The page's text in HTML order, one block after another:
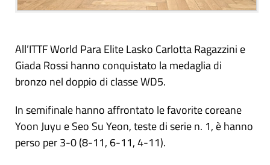
All’ITTF World Para Elite Lasko Carlotta Ragazzini e
Giada Rossi hanno conquistato la medaglia di
bronzo nel doppio di classe WD5.
In semifinale hanno affrontato le favorite coreane
Yoon Juyu e Seo Su Yeon, teste di serie n. 1, è hanno
perso per 3-0 (8-11, 6-11, 4-11).